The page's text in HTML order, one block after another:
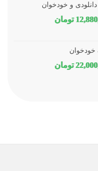
است.
و خودخوان
تومانقیمت
خودخوان
تومانقیمت